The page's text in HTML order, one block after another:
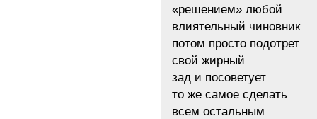
«решением» любой
влиятельный чиновник
потом просто подотрет
свой жирный
зад и посоветует
то же самое сделать
всем остальным